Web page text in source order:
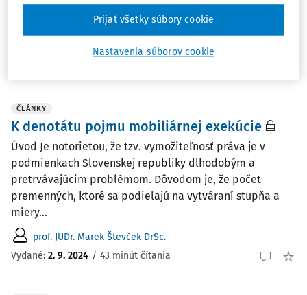
právo...
ČLÁNKY
K denotátu pojmu mobiliárnej exekúcie
Úvod Je notorietou, že tzv. vymožiteľnosť práva je v
podmienkach Slovenskej republiky dlhodobým a
pretrvávajúcim problémom. Dôvodom je, že počet
premenných, ktoré sa podieľajú na vytváraní stupňa a
miery...
prof. JUDr. Marek Števček DrSc.
Vydané: 2. 9. 2024 / 43 minút čítania
Nastavenia súborov cookie
Prijať všetky súbory cookie